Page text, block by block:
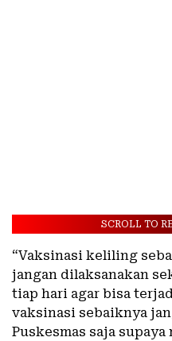
SCROLL TO
“Vaksinasi keliling
jangan dilaksanakan
tiap hari agar bisa
vaksinasi sebaiknya
Puskesmas saja